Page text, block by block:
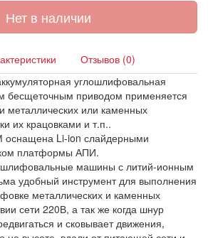
Нет в наличии
Отзывов (0)
углошлифовальная
бесщеточным приводом применяется
металлических или каменных
их крацовками и т.п..
оснащена Li-ion слайдерными
платформы АПИ.
машины с литий-ионным
удобный инструмент для выполнения
металлических и каменных
сети 220В, а так же когда шнур
и сковывает движения,